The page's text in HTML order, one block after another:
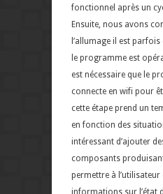
fonctionnel après un
Ensuite, nous avons
l’allumage il est
le programme est
est nécessaire que le
connecte en wifi pour
cette étape prend un
en fonction des
intéressant d’ajouter
composants
permettre à l’utilisateur
informations sur l’état